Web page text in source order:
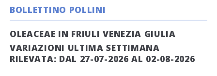
BOLLETTINO POLLINI
OLEACEAE IN FRIULI VENEZIA GIULIA
VARIAZIONI ULTIMA SETTIMANA
RILEVATA: DAL 27-07-2026 AL 02-08-2026